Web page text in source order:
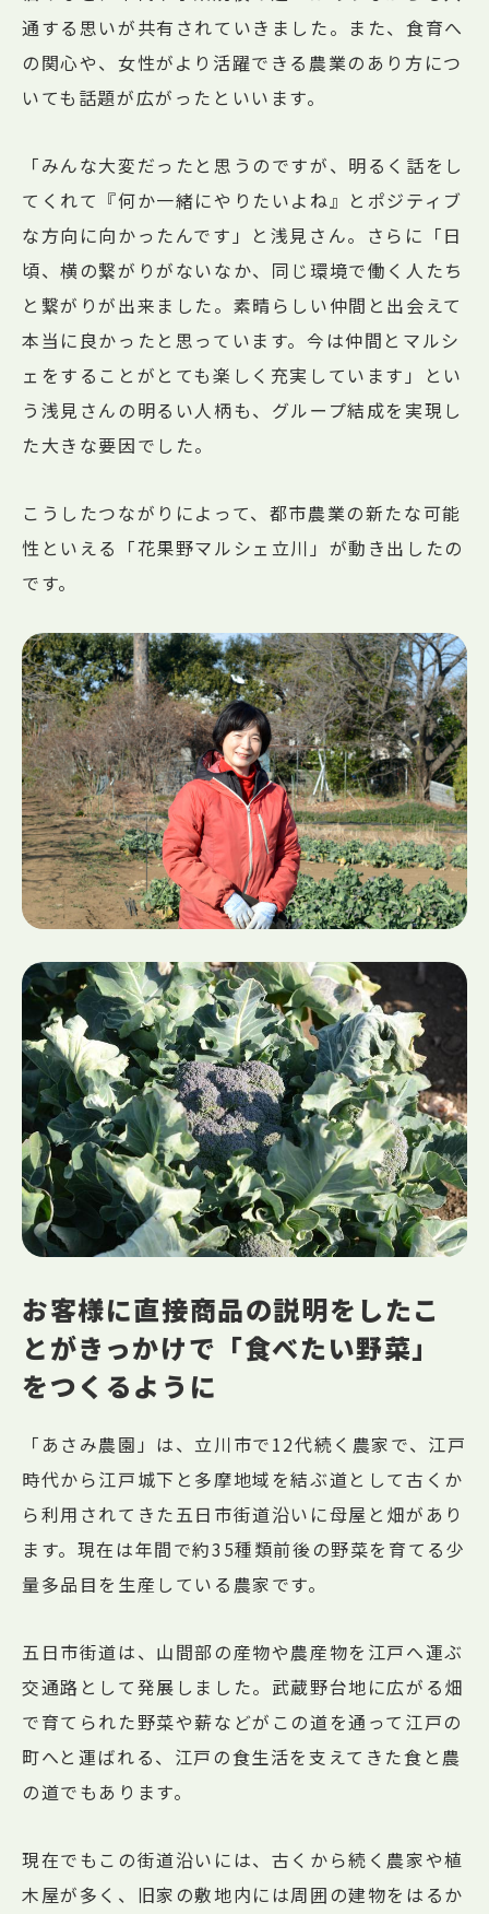
通する思いが共有されていきました。また、食育へ
の関心や、女性がより活躍できる農業のあり方につ
いても話題が広がったといいます。
「みんな大変だったと思うのですが、明るく話をし
てくれて『何か一緒にやりたいよね』とポジティブ
な方向に向かったんです」と浅見さん。さらに「日
頃、横の繋がりがないなか、同じ環境で働く人たち
と繋がりが出来ました。素晴らしい仲間と出会えて
本当に良かったと思っています。今は仲間とマルシ
ェをすることがとても楽しく充実しています」とい
う浅見さんの明るい人柄も、グループ結成を実現し
た大きな要因でした。
こうしたつながりによって、都市農業の新たな可能
性といえる「花果野マルシェ立川」が動き出したの
です。
お客様に直接商品の説明をしたこ
とがきっかけで「食べたい野菜」
をつくるように
「あさみ農園」は、立川市で12代続く農家で、江戸
時代から江戸城下と多摩地域を結ぶ道として古くか
ら利用されてきた五日市街道沿いに母屋と畑があり
ます。現在は年間で約35種類前後の野菜を育てる少
量多品目を生産している農家です。
五日市街道は、山間部の産物や農産物を江戸へ運ぶ
交通路として発展しました。武蔵野台地に広がる畑
で育てられた野菜や薪などがこの道を通って江戸の
町へと運ばれる、江戸の食生活を支えてきた食と農
の道でもあります。
現在でもこの街道沿いには、古くから続く農家や植
木屋が多く、旧家の敷地内には周囲の建物をはるか